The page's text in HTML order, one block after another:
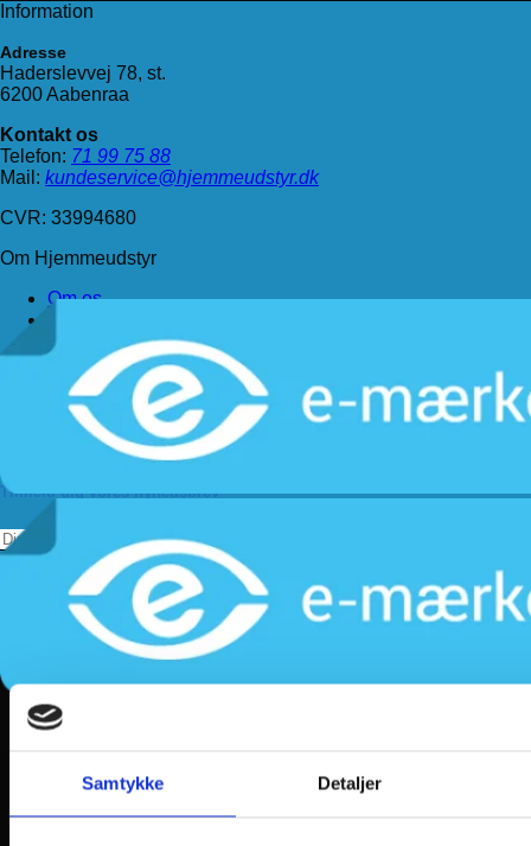
Samtykke Detaljer
Information
Adresse
Haderslevvej 78, st.
6200 Aabenraa
Kontakt os
Telefon: 71 99 75 88
Mail: kundeservice@hjemmeudstyr.dk
CVR: 33994680
Om Hjemmeudstyr
Om os
Levering
Kundeservice
Returnering
Privatlivspolitik
Tilmeld dig vores nyhedsbrev